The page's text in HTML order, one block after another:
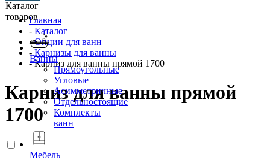
Каталог
товаров
Ванны
Прямоугольные
Угловые
Асимметричные
Отдельностоящие
Комплекты
ванн
Мебель
Главная
- Каталог
-Опции для ванн
- Карнизы для ванны
- Карниз для ванны прямой 1700
Карниз для ванны прямой
1700